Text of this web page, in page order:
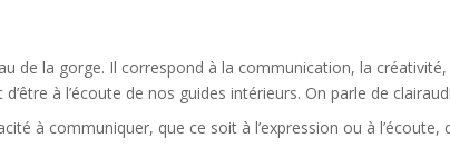
de la gorge. Il correspond à la communication, la
à l’écoute de nos guides intérieurs. On parle de
à communiquer, que ce soit à l’expression ou à